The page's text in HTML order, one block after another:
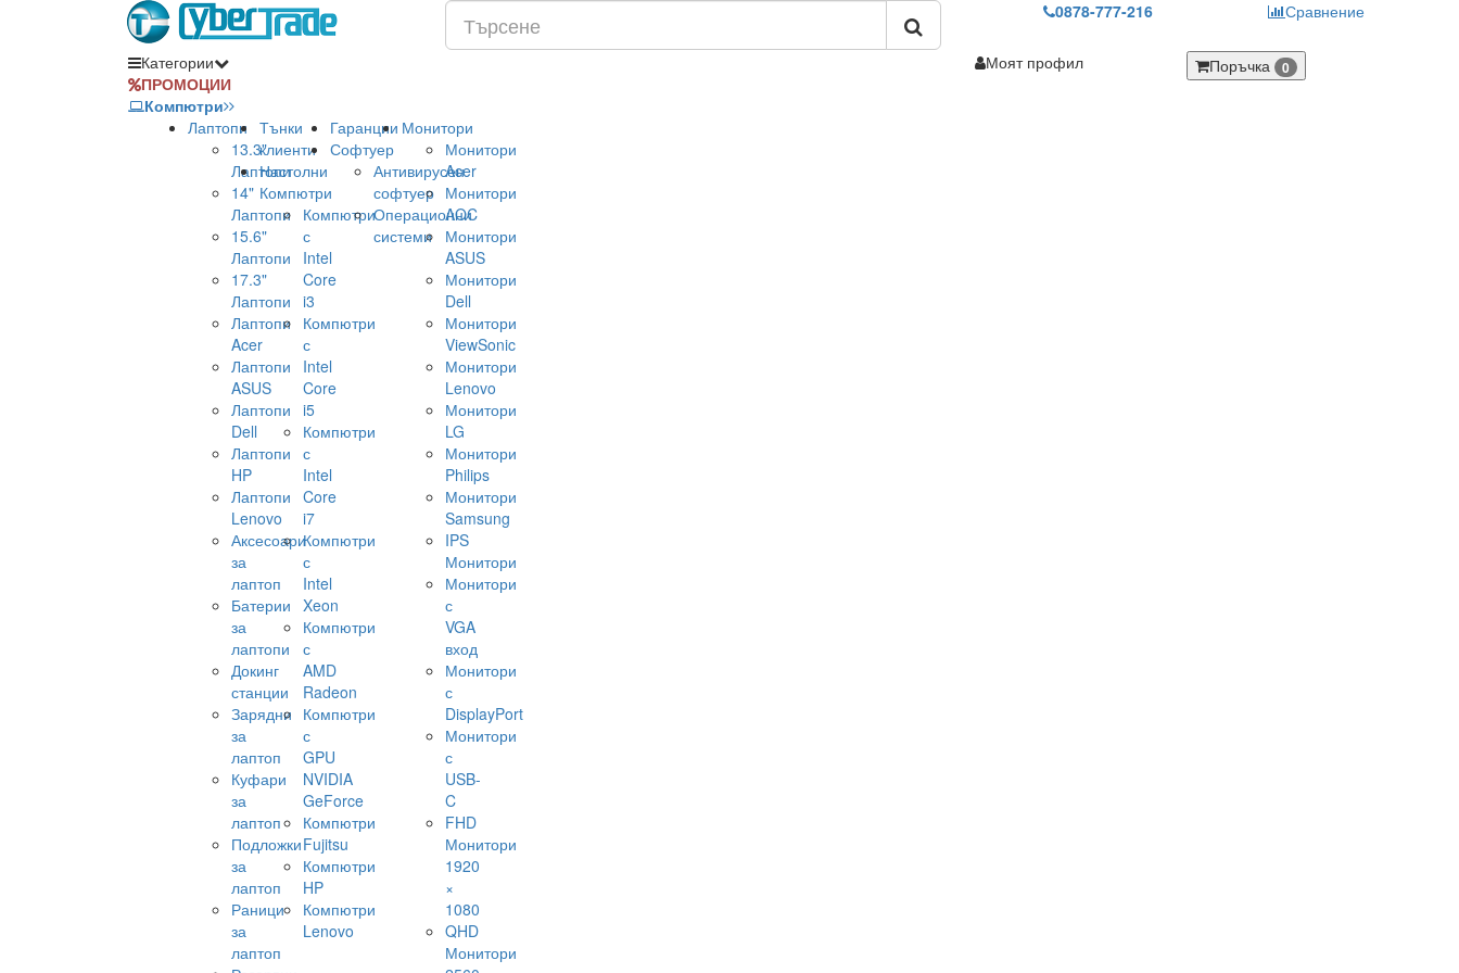
0878-777-216 Сравнение
Категории
ПРОМОЦИИ
Компютри
Лаптопи
13.3"
Лаптопи
14"
Лаптопи
15.6"
Лаптопи
17.3"
Лаптопи
Лаптопи
Acer
Лаптопи
ASUS
Лаптопи
Dell
Лаптопи
HP
Лаптопи
Lenovo
Аксесоари
за
лаптоп
Батерии
за
лаптопи
Докинг
станции
Зарядни
за
лаптоп
Куфари
за
лаптоп
Подложки
за
лаптоп
Раници
за
лаптоп
Тънки
клиенти
Настолни
Компютри
Компютри
с
Intel
Core
i3
Компютри
с
Intel
Core
i5
Компютри
с
Intel
Core
i7
Компютри
с
Intel
Xeon
Компютри
с
AMD
Radeon
Компютри
с
GPU
NVIDIA
GeForce
Компютри
Fujitsu
Компютри
HP
Компютри
Lenovo
Гаранции
Софтуер
Антивирусен
софтуер
Операционни
системи
Монитори
Монитори
Acer
Монитори
AOC
Монитори
ASUS
Монитори
Dell
Монитори
ViewSonic
Монитори
Lenovo
Монитори
LG
Монитори
Philips
Монитори
Samsung
IPS
Монитори
Монитори
с
VGA
вход
Монитори
с
DisplayPort
Монитори
с
USB-
C
FHD
Монитори
1920
×
1080
QHD
Монитори
Моят профил Поръчка 0